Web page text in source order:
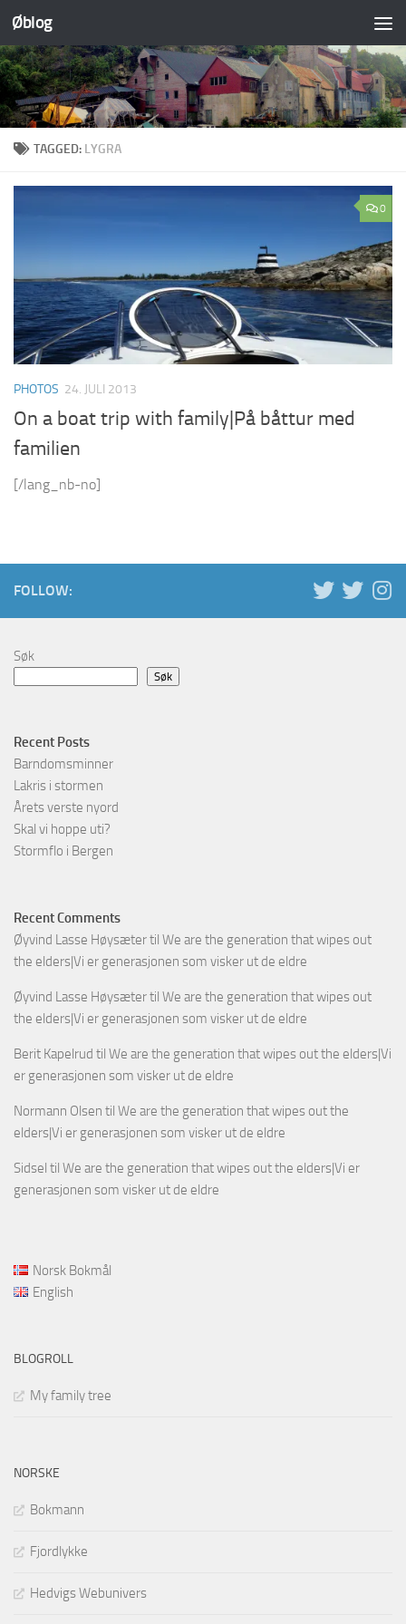
Skip to content
Øblog
TAGGED: LYGRA
0
PHOTOS 24. JULI 2013
On a boat trip with family|På båttur med
familien
[/lang_nb-no]
FOLLOW:
Søk
Søk
Recent Posts
Barndomsminner
Lakris i stormen
Årets verste nyord
Skal vi hoppe uti?
Stormflo i Bergen
Recent Comments
Øyvind Lasse Høysætertil We are the generation that wipes out
the elders|Vi er generasjonen som visker ut de eldre
Øyvind Lasse Høysætertil We are the generation that wipes out
the elders|Vi er generasjonen som visker ut de eldre
Berit Kapelrud til We are the generation that wipes out the elders|Vi
er generasjonen som visker ut de eldre
Normann Olsen til We are the generation that wipes out the
elders|Vi er generasjonen som visker ut de eldre
Sidsel til We are the generation that wipes out the elders|Vi er
generasjonen som visker ut de eldre
Norsk Bokmål
English
BLOGROLL
My family tree
NORSKE
Bokmann
Fjordlykke
Hedvigs Webunivers